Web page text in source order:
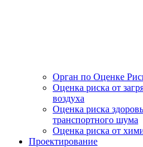
Орган по Оценке
Оценка риска от
воздуха
Оценка риска
транспортного шума
Оценка риска от
Проектирование